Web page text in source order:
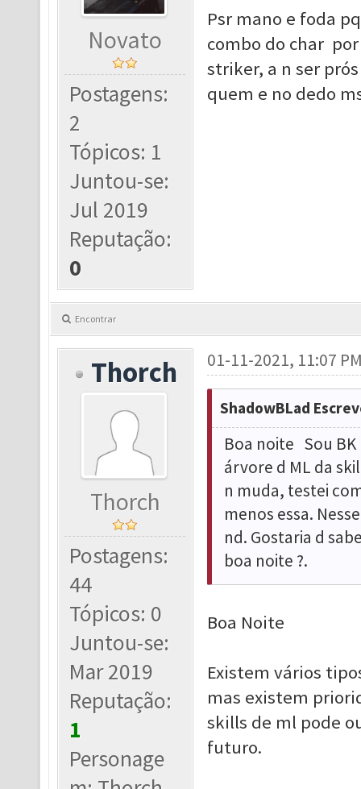
Novato
Postagens:
2
Tópicos: 1
Juntou-se:
Jul 2019
Reputação:
0
Psr mano e foda
combo do char
striker, a n ser
quem e no dedo
Encontrar
Thorch
Thorch
Postagens:
44
Tópicos: 0
Juntou-se:
Mar 2019
Reputação:
1
Personage
01-11-2021, 11:07
ShadowBLad
Boa noite Sou BK
árvore d ML da
n muda, testei
menos essa.
nd. Gostaria d
boa noite ?.
Boa Noite
Existem vários
mas existem
skills de ml pode
futuro.